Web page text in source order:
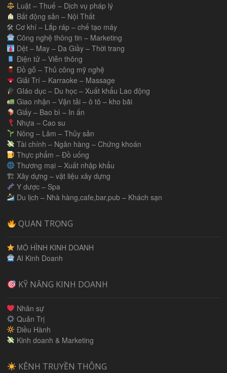
Luật – Thuế – Dịch vụ pháp lý
Bất động sản – Nội Thất
🛠 Cơ khí – Lắp ráp – chế tạo máy
Công nghệ thông tin – Marketing
Dệt – May – Da Giầy – Thời trang
Điện tử – Viễn thông
Đồ gỗ – Thủ công mỹ nghệ
Giải Trí – Karraoke – Massage
GIáo dục – Du học – Xuất khẩu Lao động
Giao nhận – Vận tải – ô tô – kho bãi
Giấy – Bao bì – In ấn
Nhựa – Cao su
Nông – Lâm – Thủy sản
Tài chính – Ngân hàng – Chứng khoán
Thực phẩm – Đồ uống
Thương mại – Xuất nhập khẩu
🏗 Xây dựng – vật liệu xây dựng
Y dược – Spa
Du lịch – Nhà hàng,cafe,bar,pub – Khách sạn
QUAN TRỌNG
MÔ HÌNH KINH DOANH
AI Kinh Doanh
KỸ NĂNG KINH DOANH
Nhân sự
Quản Trị
Điều Hành
Kinh doanh & Marketing
KÊNH TRUYỀN THÔNG